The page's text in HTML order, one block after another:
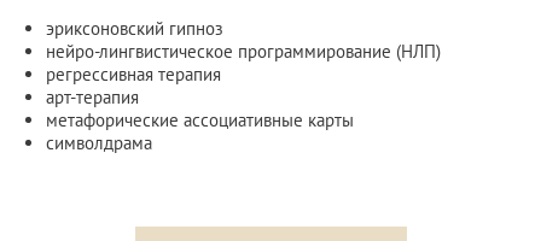
эриксоновский гипноз
нейро-лингвистическое программирование (НЛП)
регрессивная терапия
арт-терапия
метафорические ассоциативные карты
символдрама